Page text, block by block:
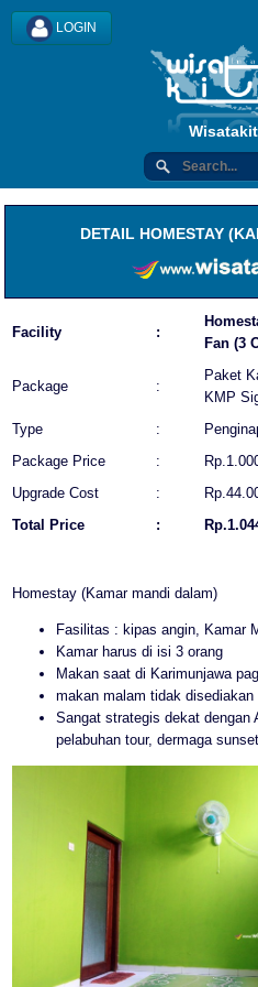
LOGIN
DETAIL HOMESTAY
Facility :
Fan (3
Package :
Paket
KMP
Type
:
Package Price
:
Upgrade Cost
:
Total Price
:
Homestay (Kamar mandi dalam)
Fasilitas : kipas angin, Kamar
Kamar harus di isi 3 orang
Makan saat di Karimunjawa
makan malam tidak disediakan
Sangat strategis dekat dengan
pelabuhan tour, dermaga sunset